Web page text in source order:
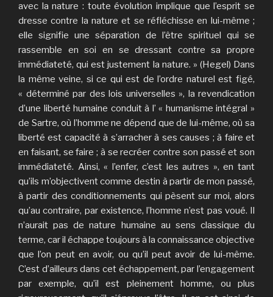
avec la nature : toute évolution implique que l’esprit se
dresse contre la nature et se réfléchisse en lui-même ;
elle signifie une séparation de l’être spirituel qui se
rassemble en soi en se dressant contre sa propre
immédiateté, qui est justement la nature. » (Hegel) Dans
la même veine, si ce qui est de l’ordre naturel est figé,
« déterminé par des lois universelles », la revendication
d’une liberté humaine conduit à l’ « humanisme intégral »
de Sartre, où l’homme ne dépend que de lui-même, où sa
liberté est capacité à s’arracher à ses causes ; à faire et
en faisant, se faire ; à se recréer contre son passé et son
immédiateté. Ainsi, « l’enfer, c’est les autres », en tant
qu’ils m’objectivent comme destin à partir de mon passé,
à partir des conditionnements qui pèsent sur moi, alors
qu’au contraire, par existence, l’homme n’est pas voué. Il
n’aurait pas de nature humaine au sens classique du
terme, car il échappe toujours à la connaissance objective
que l’on peut en avoir, ou qu’il peut avoir de lui-même.
C’est d’ailleurs dans cet échappement, par l’engagement
par exemple, qu’il est pleinement homme, ou plus